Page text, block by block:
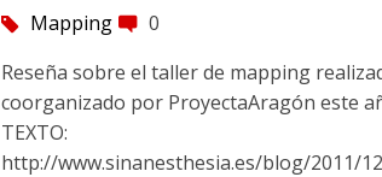
tag Mapping comment 0
Reseña sobre el taller de mapping
coorganizado por ProyectaAragón este
TEXTO:
http://www.sinanesthesia.es/blog/2011/